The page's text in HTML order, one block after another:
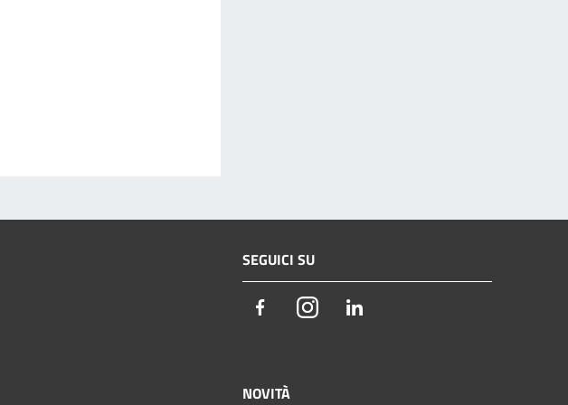
SEGUICI SU
FacebookInstagram
NOVITÀ